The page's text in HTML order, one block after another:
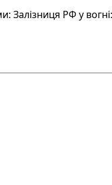
Залізниця РФ у